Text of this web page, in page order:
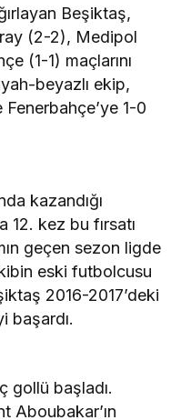
Beşiktaş,
(2-2), Medipol
(1-1) maçlarını
beyazlı ekip,
Fenerbahçe’ye 1-0
kazandığı
12. kez bu fırsatı
geçen sezon ligde
eski futbolcusu
2016-2017’deki
başardı.
gollü başladı.
Aboubakar’ın